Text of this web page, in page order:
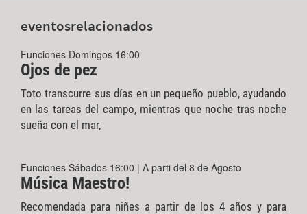
eventosrelacionados
Funciones Domingos 16:00
Ojos de pez
Toto transcurre sus días en un pequeño pueblo, ayudando
en las tareas del campo, mientras que noche tras noche
sueña con el mar,
Funciones Sábados 16:00 | A parti del 8 de Agosto
Música Maestro!
Recomendada para niñes a partir de los 4 años y para